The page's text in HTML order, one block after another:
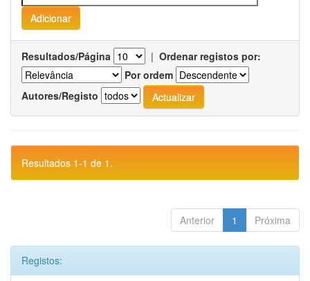
Resultados/Página | Ordenar registos por:
Por ordem
Autores/Registo
Resultados 1-1 de 1.
Anterior 1 Próxima
Registos: